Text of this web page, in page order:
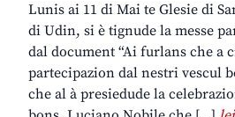
Lunis ai 11 di Mai te Glesie di
di Udin, si è tignude la messe
dal document “Ai furlans che a
partecipazion dal nestri vescul
che al à presiedude la